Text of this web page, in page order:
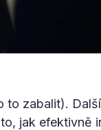
to zabalit).
jak efektivně